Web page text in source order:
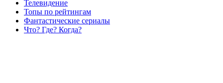
Телевидение
Топы по рейтингам
Фантастические сериалы
Что? Где? Когда?